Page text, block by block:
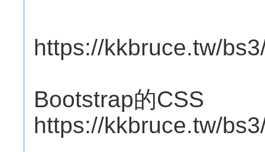
https://kkbruce.tw/
Bootstrap的CSS
https://kkbruce.tw/